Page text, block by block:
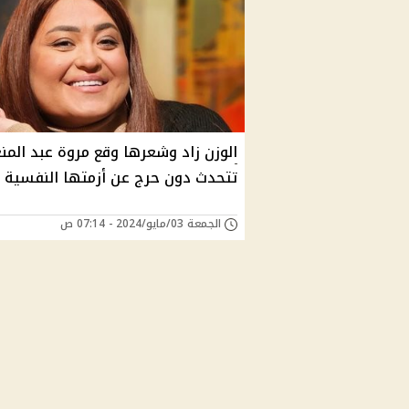
الوزن زاد وشعرها وقع مروة عبد
تتحدث دون حرج عن أزمتها النفسية
الجمعة 03/مايو/2024 - 07:14 ص